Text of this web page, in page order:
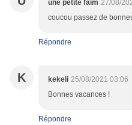
une petite faim 27/08/
coucou passez de
Répondre
K kekeli 25/08/2021 03:06
Bonnes vacances !
Répondre